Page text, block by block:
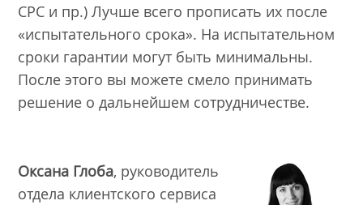
CPC и пр.) Лучше всего прописать их после
«испытательного срока». На испытательном
сроки гарантии могут быть минимальны.
После этого вы можете смело принимать
решение о дальнейшем сотрудничестве.
Оксана Глоба, руководитель
отдела клиентского сервиса